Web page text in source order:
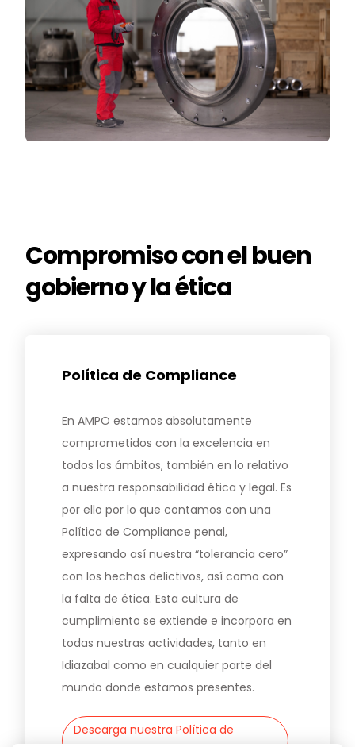
Noticias y medios
Contacto
Compromiso con el buen
gobierno y la ética
Política de Compliance
En AMPO estamos absolutamente
comprometidos con la excelencia en
todos los ámbitos, también en lo relativo
a nuestra responsabilidad ética y legal. Es
por ello por lo que contamos con una
Política de Compliance penal,
expresando así nuestra “tolerancia cero”
con los hechos delictivos, así como con
la falta de ética. Esta cultura de
cumplimiento se extiende e incorpora en
todas nuestras actividades, tanto en
Idiazabal como en cualquier parte del
mundo donde estamos presentes.
Descarga nuestra Política de